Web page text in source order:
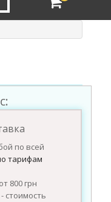
c
по всей
тарифам
800 грн
стоимость